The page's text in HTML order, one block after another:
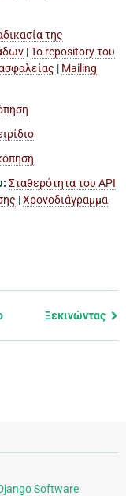
της
|Το repository του
| Mailing
Σταθερότητα του API
|Χρονοδιάγραμμα
Ξεκινώντας
Software